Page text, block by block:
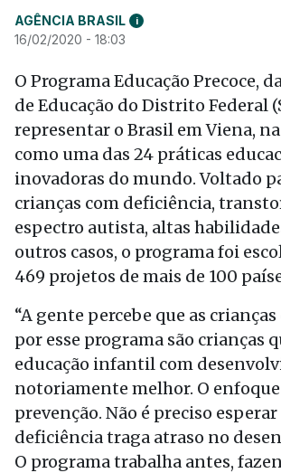
AGÊNCIA BRASIL i
16/02/2020 - 18:03
O Programa Educação Precoce,
de Educação do Distrito Federal
representar o Brasil em Viena,
como uma das 24 práticas
inovadoras do mundo. Voltado
crianças com deficiência,
espectro autista, altas
outros casos, o programa foi
469 projetos de mais de 100
“A gente percebe que as
por esse programa são crianças
educação infantil com
notoriamente melhor. O
prevenção. Não é preciso esperar
deficiência traga atraso no
O programa trabalha antes,